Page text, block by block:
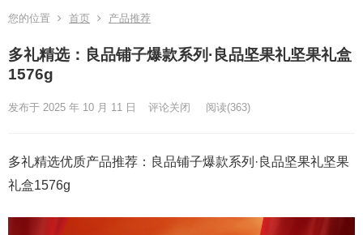
您的位置 首页 产品推荐
多礼精选：良品铺子爆款系列·良品坚果礼坚果礼盒
1576g
发布于 2025 年 10 月 11 日 评论关闭 阅读(363)
多礼精选优质产品推荐：良品铺子爆款系列·良品坚果礼坚果
礼盒1576g